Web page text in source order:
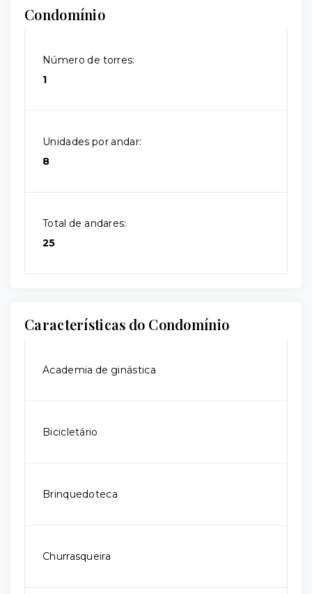
Condomínio
Número de torres:
1
Unidades por andar:
8
Total de andares:
25
Características do Condomínio
Academia de ginástica
Bicicletário
Brinquedoteca
Churrasqueira